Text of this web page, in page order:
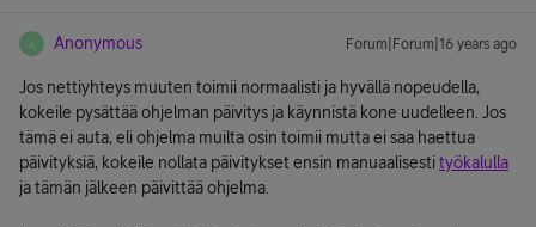
A Anonymous Forum|Forum|16 years ago
Jos nettiyhteys muuten toimii normaalisti ja hyvällä nopeudella,
kokeile pysättää ohjelman päivitys ja käynnistä kone uudelleen. Jos
tämä ei auta, eli ohjelma muilta osin toimii mutta ei saa haettua
päivityksiä, kokeile nollata päivitykset ensin manuaalisestityökalulla
ja tämän jälkeen päivittää ohjelma.